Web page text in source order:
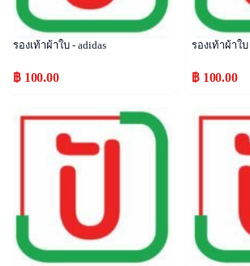
รองเท้าผ้าใบ - adidas
฿ 100.00 ฿ 100.00
Popular Popular